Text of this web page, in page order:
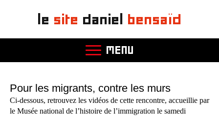
le site daniel bensaïd
MENU
Pour les migrants, contre les murs
Ci-dessous, retrouvez les vidéos de cette rencontre, accueillie par
le Musée national de l’histoire de l’immigration le samedi